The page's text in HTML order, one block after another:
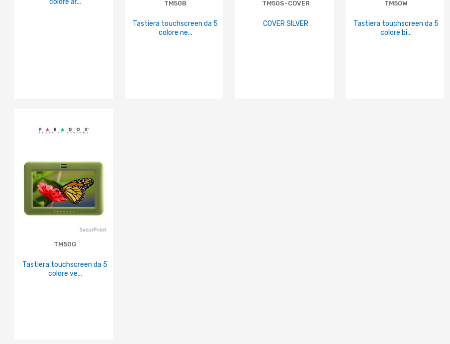
colore ar...
TM50B
Tastiera touchscreen da 5
colore ne...
TM50S-COVER
COVER SILVER
TM50W
Tastiera touchscreen da 5
colore bi...
TM50G
Tastiera touchscreen da 5
colore ve...